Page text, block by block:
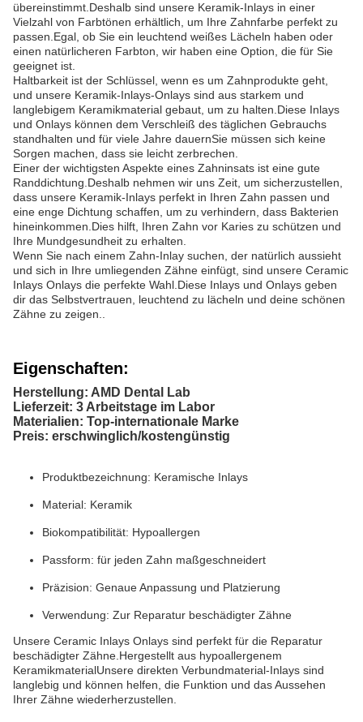
übereinstimmt.Deshalb sind unsere Keramik-Inlays in einer
Vielzahl von Farbtönen erhältlich, um Ihre Zahnfarbe perfekt zu
passen.Egal, ob Sie ein leuchtend weißes Lächeln haben oder
einen natürlicheren Farbton, wir haben eine Option, die für Sie
geeignet ist.
Haltbarkeit ist der Schlüssel, wenn es um Zahnprodukte geht,
und unsere Keramik-Inlays-Onlays sind aus starkem und
langlebigem Keramikmaterial gebaut, um zu halten.Diese Inlays
und Onlays können dem Verschleiß des täglichen Gebrauchs
standhalten und für viele Jahre dauernSie müssen sich keine
Sorgen machen, dass sie leicht zerbrechen.
Einer der wichtigsten Aspekte eines Zahninsats ist eine gute
Randdichtung.Deshalb nehmen wir uns Zeit, um sicherzustellen,
dass unsere Keramik-Inlays perfekt in Ihren Zahn passen und
eine enge Dichtung schaffen, um zu verhindern, dass Bakterien
hineinkommen.Dies hilft, Ihren Zahn vor Karies zu schützen und
Ihre Mundgesundheit zu erhalten.
Wenn Sie nach einem Zahn-Inlay suchen, der natürlich aussieht
und sich in Ihre umliegenden Zähne einfügt, sind unsere Ceramic
Inlays Onlays die perfekte Wahl.Diese Inlays und Onlays geben
dir das Selbstvertrauen, leuchtend zu lächeln und deine schönen
Zähne zu zeigen..
Eigenschaften:
Herstellung: AMD Dental Lab
Lieferzeit: 3 Arbeitstage im Labor
Materialien: Top-internationale Marke
Preis: erschwinglich/kostengünstig
Produktbezeichnung: Keramische Inlays
Material: Keramik
Biokompatibilität: Hypoallergen
Passform: für jeden Zahn maßgeschneidert
Präzision: Genaue Anpassung und Platzierung
Verwendung: Zur Reparatur beschädigter Zähne
Unsere Ceramic Inlays Onlays sind perfekt für die Reparatur
beschädigter Zähne.Hergestellt aus hypoallergenem
KeramikmaterialUnsere direkten Verbundmaterial-Inlays sind
langlebig und können helfen, die Funktion und das Aussehen
Ihrer Zähne wiederherzustellen.